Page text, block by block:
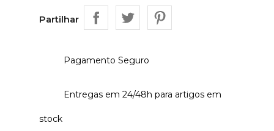
Partilhar
Pagamento Seguro
Entregas em 24/48h para artigos em
stock